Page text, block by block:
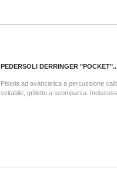
PEDERSOLI DERRINGER
Pistola ad avancarica a percussione
svitabile, grilletto a scomparsa.